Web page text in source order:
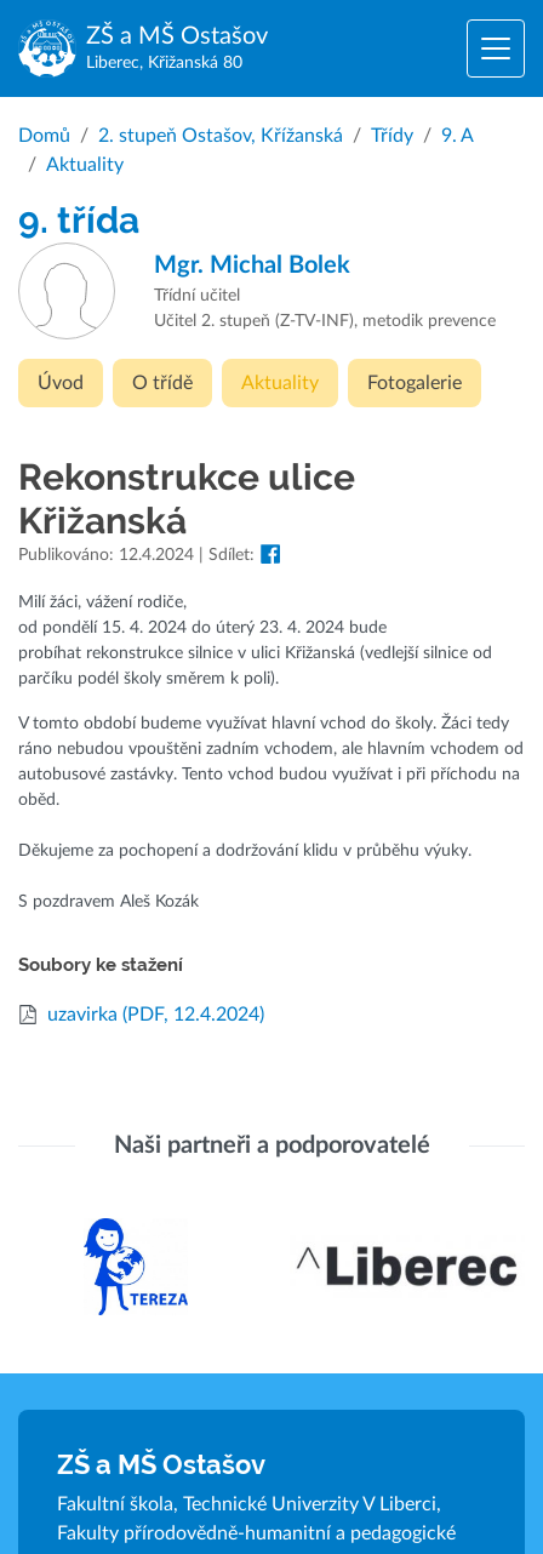
ZŠ a MŠ Ostašov
Liberec, Křižanská 80
Domů 2. stupeň Ostašov, Křížanská Třídy
9. A
Aktuality
9. třída
Mgr. Michal Bolek
Třídní učitel
Učitel 2. stupeň (Z-TV-INF), metodik prevence
Úvod O třídě Aktuality Fotogalerie
Rekonstrukce ulice
Křižanská
Publikováno: 12.4.2024 | Sdílet:
Milí žáci, vážení rodiče,
od pondělí 15. 4. 2024 do úterý 23. 4. 2024 bude
probíhat rekonstrukce silnice v ulici Křižanská (vedlejší silnice od
parčíku podél školy směrem k poli).
V tomto období budeme využívat hlavní vchod do školy. Žáci tedy
ráno nebudou vpouštěni zadním vchodem, ale hlavním vchodem od
autobusové zastávky. Tento vchod budou využívat i při příchodu na
oběd.
Děkujeme za pochopení a dodržování klidu v průběhu výuky.
S pozdravem Aleš Kozák
Soubory ke stažení
uzavirka (PDF, 12.4.2024)
Naši partneři a podporovatelé
ZŠ a MŠ Ostašov
Fakultní škola, Technické Univerzity V Liberci,
Fakulty přírodovědně-humanitní a pedagogické